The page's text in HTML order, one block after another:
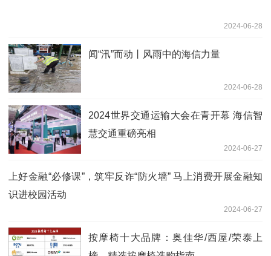
2024-06-28
闻“汛”而动丨风雨中的海信力量
2024-06-28
2024世界交通运输大会在青开幕 海信智
慧交通重磅亮相
2024-06-27
上好金融“必修课”，筑牢反诈“防火墙” 马上消费开展金融知
识进校园活动
2024-06-27
按摩椅十大品牌：奥佳华/西屋/荣泰上